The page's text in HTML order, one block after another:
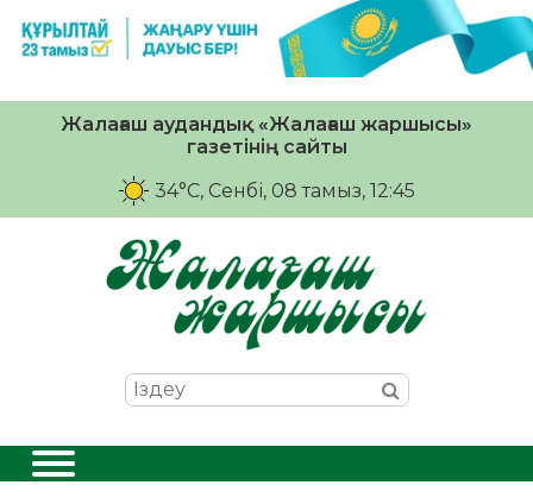
Жалағаш аудандық «Жалағаш жаршысы»
газетінің сайты
34°C, Сенбі, 08 тамыз, 12:45